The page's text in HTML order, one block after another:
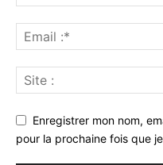
Enregistrer mon nom,
pour la prochaine fois que